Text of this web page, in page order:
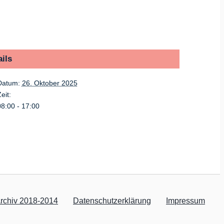
26. Oktober 2025
- 17:00
2018-2014 Datenschutzerklärung Impressum